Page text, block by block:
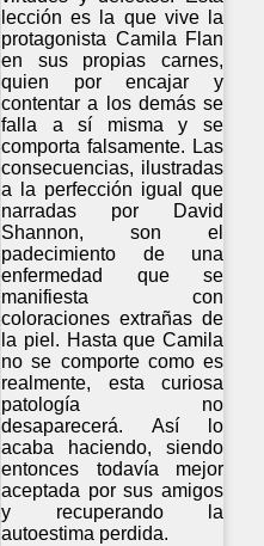
lección es la que vive la
protagonista Camila Flan
en sus propias carnes,
quien por encajar y
contentar a los demás se
falla a sí misma y se
comporta falsamente. Las
consecuencias, ilustradas
a la perfección igual que
narradas por David
Shannon, son el
padecimiento de una
enfermedad que se
manifiesta con
coloraciones extrañas de
la piel. Hasta que Camila
no se comporte como es
realmente, esta curiosa
patología no
desaparecerá. Así lo
acaba haciendo, siendo
entonces todavía mejor
aceptada por sus amigos
y recuperando la
autoestima perdida.